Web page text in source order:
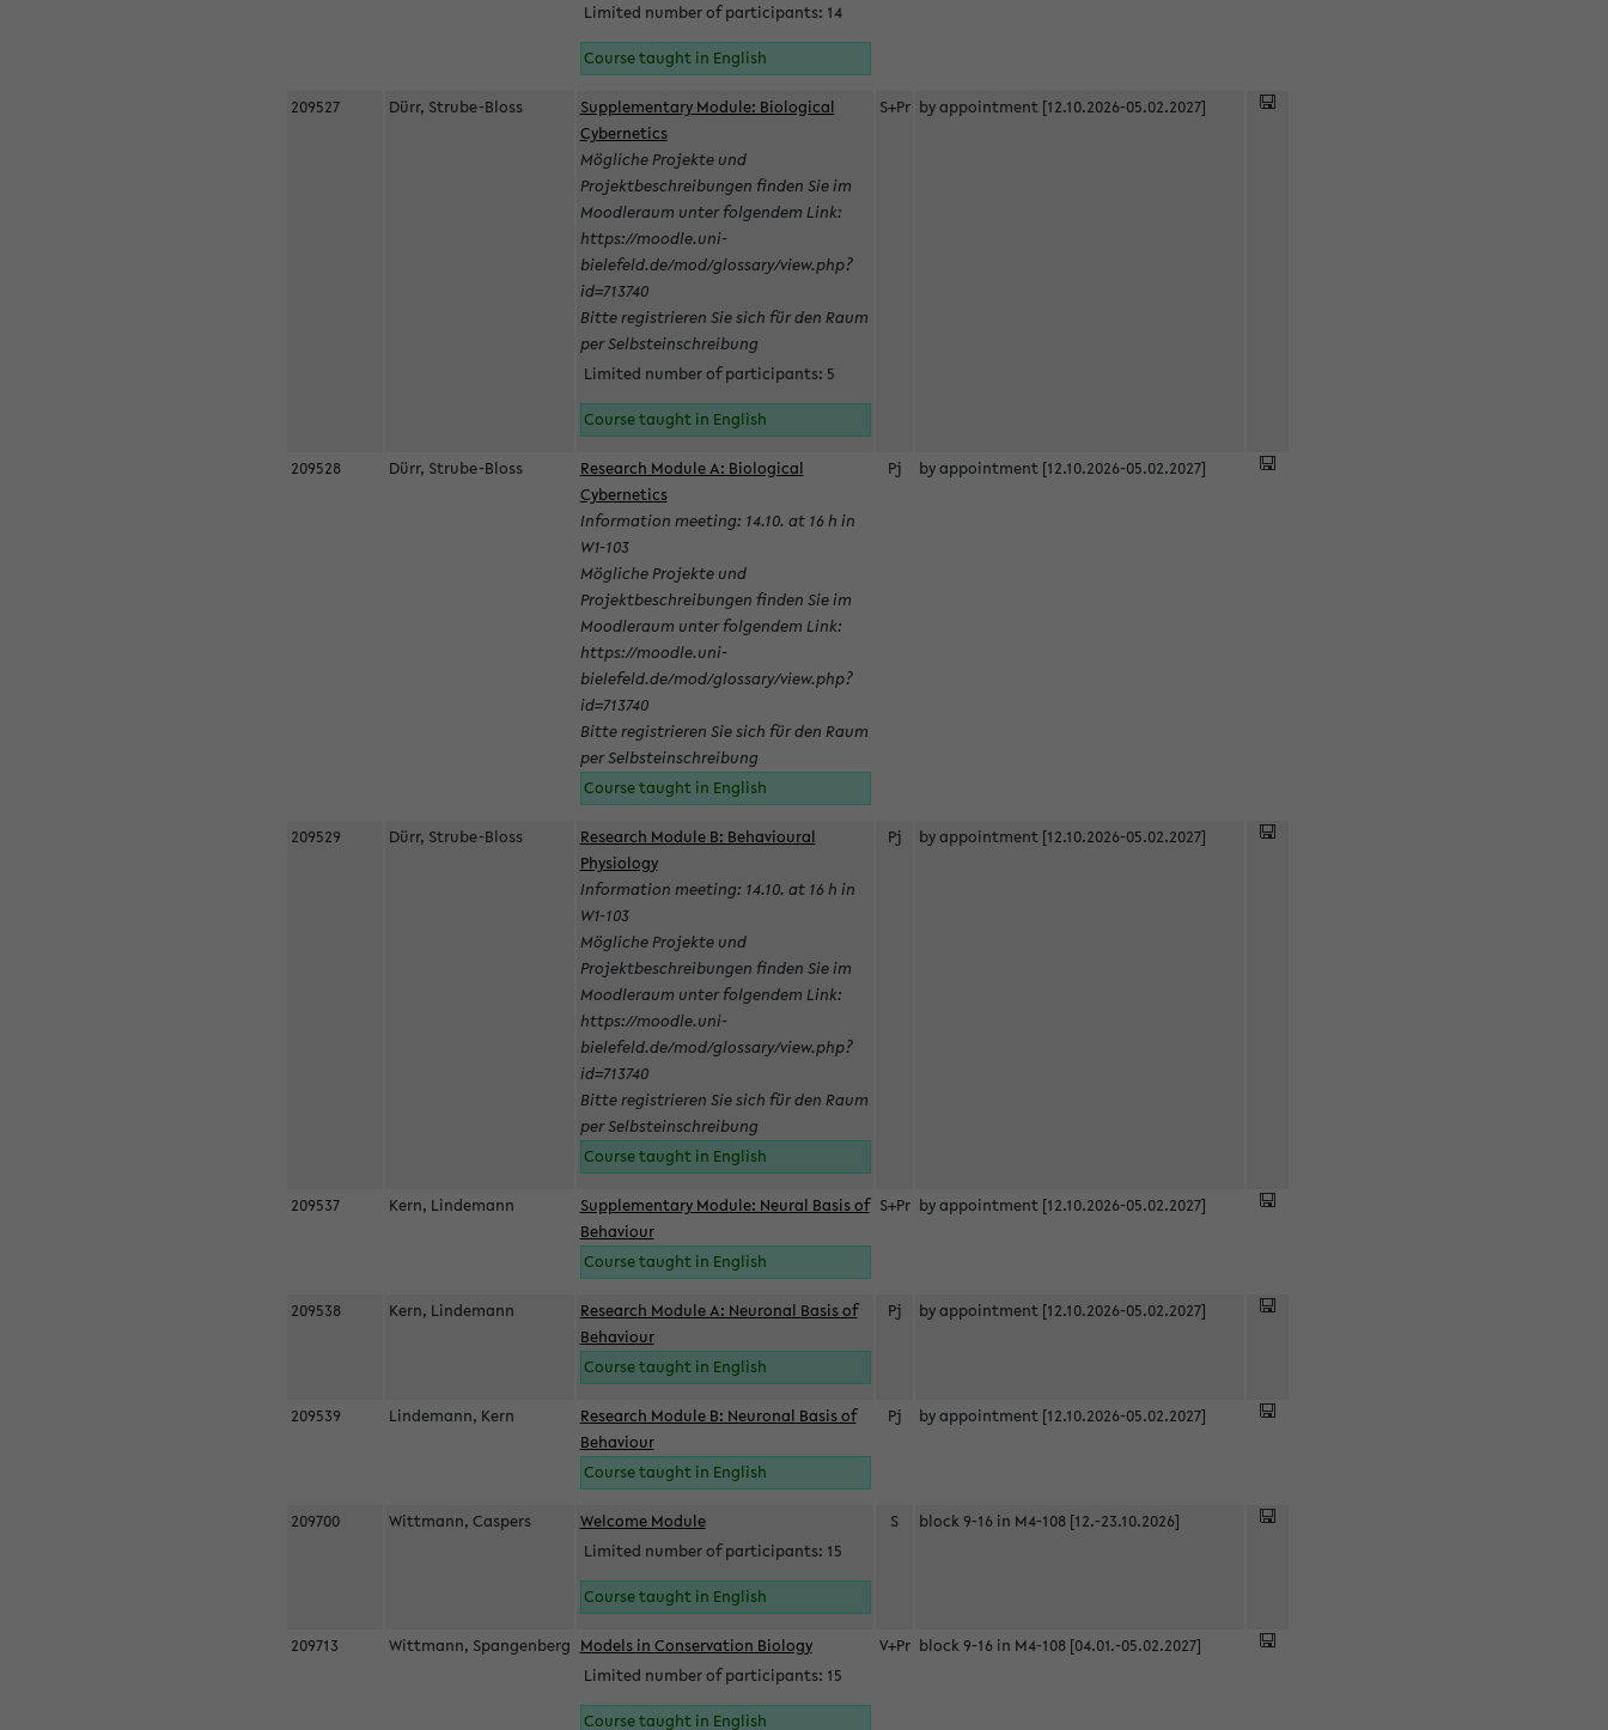
Limited number of participants: 14
Course taught in English
209527 Dürr, Strube-Bloss
Supplementary Module: Biological
Cybernetics
Mögliche Projekte und
Projektbeschreibungen finden Sie im
Moodleraum unter folgendem Link:
https://moodle.uni-
bielefeld.de/mod/glossary/view.php?
id=713740
Bitte registrieren Sie sich für den Raum
per Selbsteinschreibung
Limited number of participants: 5
Course taught in English
S+Pr by appointment [12.10.2026-05.02.2027]
209528 Dürr, Strube-Bloss
Research Module A: Biological
Cybernetics
Information meeting: 14.10. at 16 h in
W1-103
Mögliche Projekte und
Projektbeschreibungen finden Sie im
Moodleraum unter folgendem Link:
https://moodle.uni-
bielefeld.de/mod/glossary/view.php?
id=713740
Bitte registrieren Sie sich für den Raum
per Selbsteinschreibung
Course taught in English
Pj by appointment [12.10.2026-05.02.2027]
209529 Dürr, Strube-Bloss
Research Module B: Behavioural
Physiology
Information meeting: 14.10. at 16 h in
W1-103
Mögliche Projekte und
Projektbeschreibungen finden Sie im
Moodleraum unter folgendem Link:
https://moodle.uni-
bielefeld.de/mod/glossary/view.php?
id=713740
Bitte registrieren Sie sich für den Raum
per Selbsteinschreibung
Course taught in English
Pj by appointment [12.10.2026-05.02.2027]
209537 Kern, Lindemann
Supplementary Module: Neural Basis of
Behaviour
Course taught in English
S+Pr by appointment [12.10.2026-05.02.2027]
209538 Kern, Lindemann
Research Module A: Neuronal Basis of
Behaviour
Course taught in English
Pj by appointment [12.10.2026-05.02.2027]
209539 Lindemann, Kern
Research Module B: Neuronal Basis of
Behaviour
Course taught in English
Pj by appointment [12.10.2026-05.02.2027]
209700 Wittmann, Caspers
Welcome Module
Limited number of participants: 15
Course taught in English
S block 9-16 in M4-108 [12.-23.10.2026]
209713 Wittmann, Spangenberg Models in Conservation Biology
Limited number of participants: 15
Course taught in English
V+Pr block 9-16 in M4-108 [04.01.-05.02.2027]